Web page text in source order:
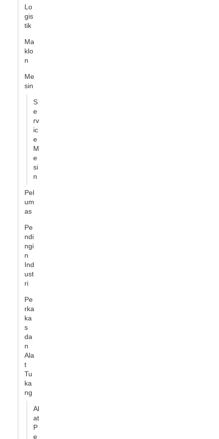
Lo
gis
tik
Ma
klo
n
Me
sin
S
e
rv
ic
e
M
e
si
n
Pel
um
as
Pe
ndi
ngi
n
Ind
ust
ri
Pe
rka
ka
s
da
n
Ala
t
Tu
ka
ng
Al
at
P
e